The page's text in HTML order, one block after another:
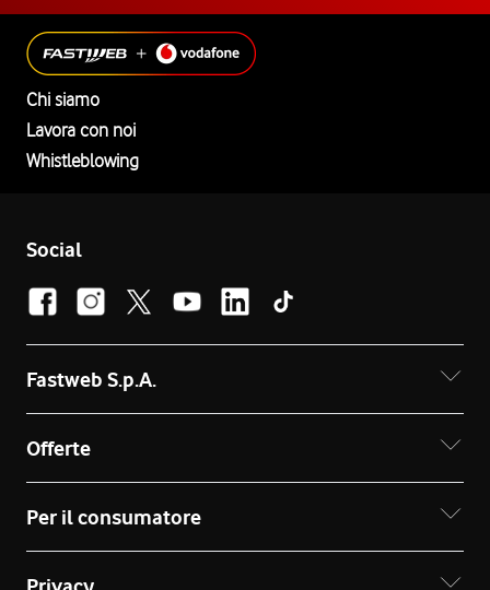
Chi siamo
Lavora con noi
Whistleblowing
Social
Fastweb S.p.A.
Offerte
Per il consumatore